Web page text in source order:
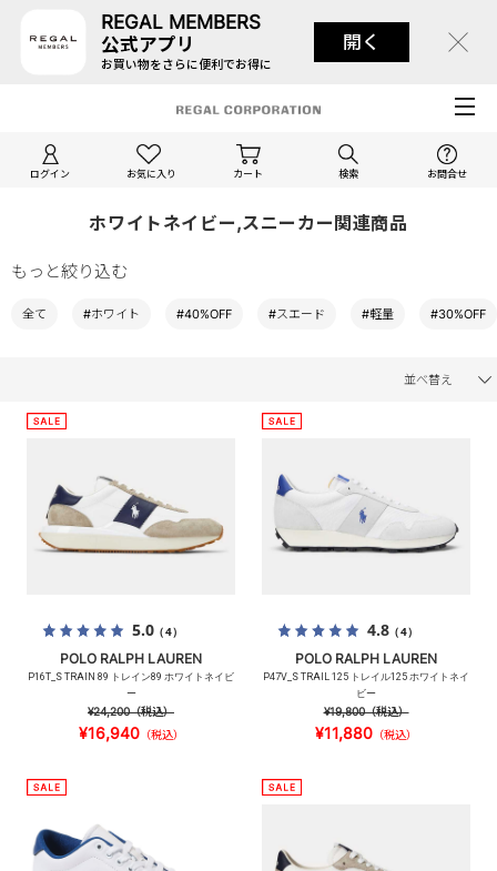
REGAL MEMBERS
公式アプリ
お買い物をさらに便利でお得に
開く
ログイン お気に入り カート 検索 お問合せ
ホワイトネイビー,スニーカー関連商品
もっと絞り込む
全て #ホワイト #40%OFF #スエード #軽量 #30%OFF
並べ替え
5.0（4）
POLO RALPH LAUREN
P16T_S TRAIN 89 トレイン89 ホワイトネイビ
ー
¥24,200（税込）
¥16,940（税込）
4.8（4）
POLO RALPH LAUREN
P47V_S TRAIL 125 トレイル125 ホワイトネイ
ビー
¥19,800（税込）
¥11,880 （税込）